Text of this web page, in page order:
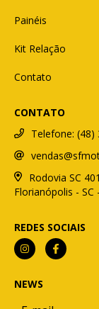
Painéis
Kit Relação
Contato
CONTATO
Telefone: (48)
Rodovia SC
Florianópolis - SC
REDES SOCIAIS
NEWS